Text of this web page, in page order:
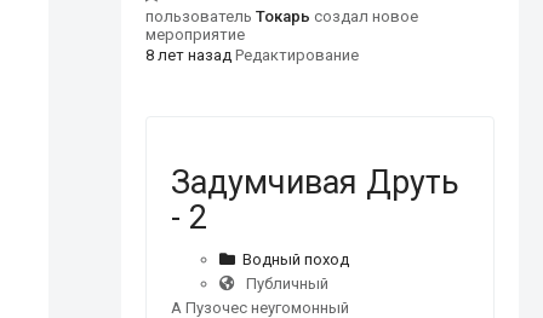
пользователь Токарь создал новое
мероприятие
8 лет назад Редактирование
Задумчивая Друть
- 2
Водный поход
Публичный
А Пузочес неугомонный